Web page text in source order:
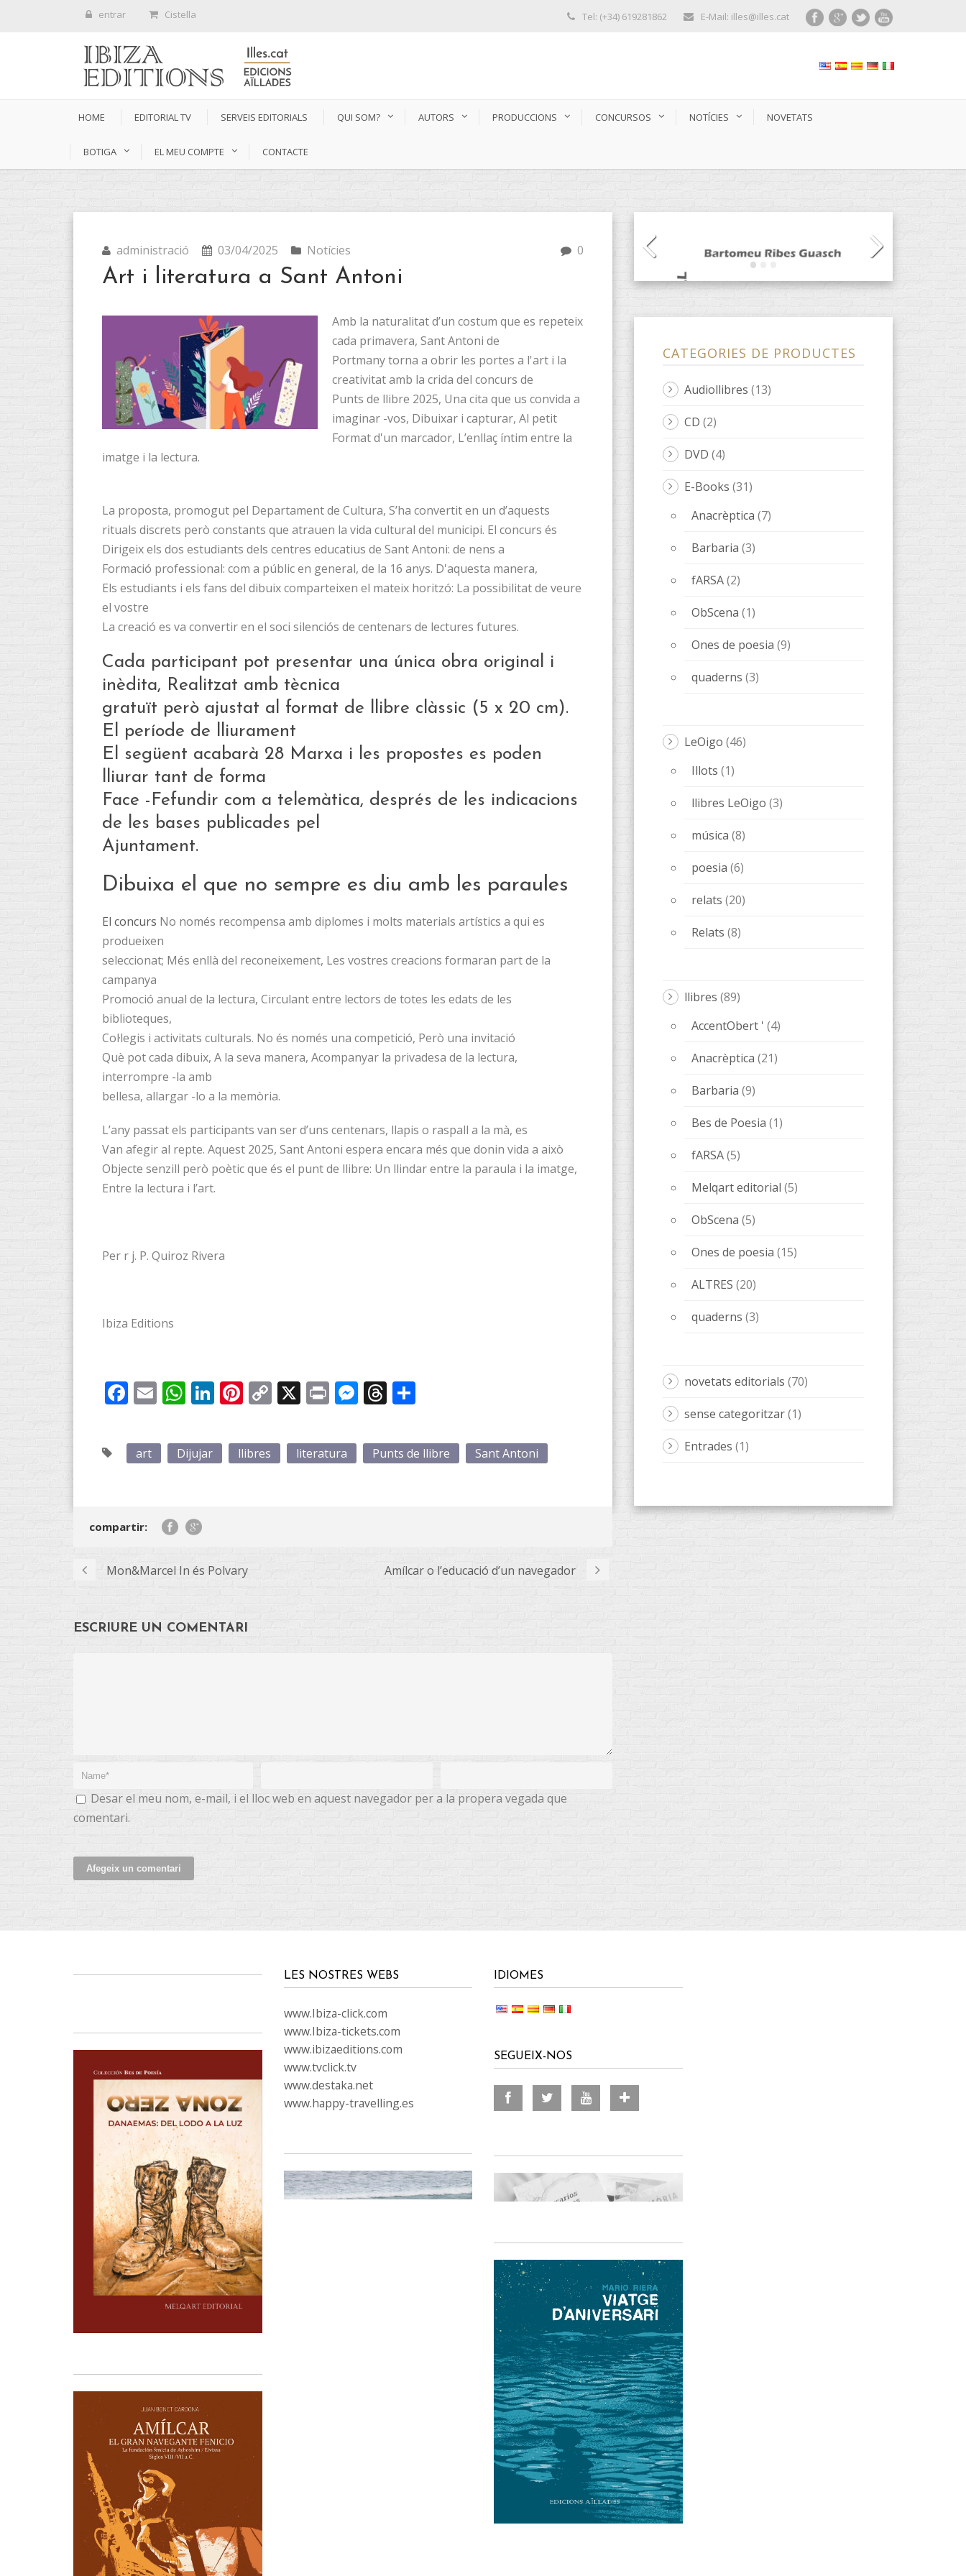
entrar Cistella Tel: (+34) 619281862 E-Mail: illes@illes.cat
HOME EDITORIAL TV SERVEIS EDITORIALS QUI SOM? AUTORS PRODUCCIONS CONCURSOS NOTÍCIES NOVETATS
BOTIGA EL MEU COMPTE CONTACTE
administració 03/04/2025 Notícies 0
Art i literatura a Sant Antoni
Amb la naturalitat d’un costum que es repeteix
cada primavera, Sant Antoni de
Portmany torna a obrir les portes a l'art i la
creativitat amb la crida del concurs de
Punts de llibre 2025, Una cita que us convida a
imaginar -vos, Dibuixar i capturar, Al petit
Format d'un marcador, L’enllaç íntim entre la
imatge i la lectura.
La proposta, promogut pel Departament de Cultura, S’ha convertit en un d’aquests
rituals discrets però constants que atrauen la vida cultural del municipi. El concurs és
Dirigeix ​​els dos estudiants dels centres educatius de Sant Antoni: de nens a
Formació professional: com a públic en general, de la 16 anys. D'aquesta manera,
Els estudiants i els fans del dibuix comparteixen el mateix horitzó: La possibilitat de veure
el vostre
La creació es va convertir en el soci silenciós de centenars de lectures futures.
Cada participant pot presentar una única obra original i
inèdita, Realitzat amb tècnica
gratuït però ajustat al format de llibre clàssic (5 x 20 cm).
El període de lliurament
El següent acabarà 28 Marxa i les propostes es poden
lliurar tant de forma
Face -Fefundir com a telemàtica, després de les indicacions
de les bases publicades pel
Ajuntament.
Dibuixa el que no sempre es diu amb les paraules
El concurs No només recompensa amb diplomes i molts materials artístics a qui es
produeixen
seleccionat; Més enllà del reconeixement, Les vostres creacions formaran part de la
campanya
Promoció anual de la lectura, Circulant entre lectors de totes les edats de les
biblioteques,
Col·legis i activitats culturals. No és només una competició, Però una invitació
Què pot cada dibuix, A la seva manera, Acompanyar la privadesa de la lectura,
interrompre -la amb
bellesa, allargar -lo a la memòria.
L’any passat els participants van ser d’uns centenars, llapis o raspall a la mà, es
Van afegir al repte. Aquest 2025, Sant Antoni espera encara més que donin vida a això
Objecte senzill però poètic que és el punt de llibre: Un llindar entre la paraula i la imatge,
Entre la lectura i l’art.
Per r j. P. Quiroz Rivera
Ibiza Editions
Facebook
EmailWhatsApp
LinkedIn
Pinterest
Copy
X PrintMessenger
Threads
art Dijujar llibres literatura Punts de llibre Sant Antoni
compartir:
Mon&Marcel In és Polvary Amílcar o l’educació d’un navegador
ESCRIURE UN COMENTARI
Desar el meu nom, e-mail, i el lloc web en aquest navegador per a la propera vegada que
comentari.
CATEGORIES DE PRODUCTES
Audiollibres(13)
CD(2)
DVD(4)
E-Books
Anacrèptica
Barbaria (3)
fARSA(2)
ObScena (1)
Ones de poesia
quaderns (3)
LeOigo(46)
llibres LeOigo
música(8)
poesia (6)
relats(20)
Relats (8)
llibres(89)
Anacrèptica
Barbaria (9)
Bes de Poesia(1)
fARSA(5)
Melqart editorial
ObScena
Ones de poesia(15)
ALTRES (20)
quaderns(3)
novetats editorials
Entrades (1)
LES NOSTRES WEBS
www.Ibiza-click.com
www.Ibiza-tickets.com
www.ibizaeditions.com
www.tvclick.tv
www.destaka.net
www.happy-travelling.es
IDIOMES
SEGUEIX-NOS